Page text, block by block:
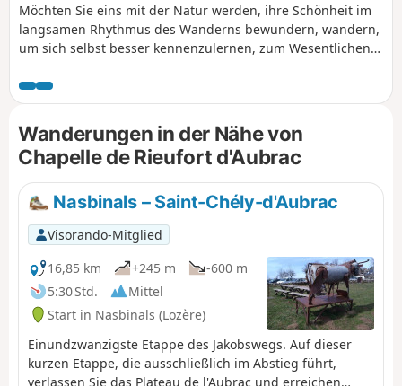
Möchten Sie eins mit der Natur werden, ihre Schönheit im
langsamen Rhythmus des Wanderns bewundern, wandern,
um sich selbst besser kennenzulernen, zum Wesentlichen
auf ein Abenteuer auf dem Jakobsweg. Genau das schlage
ich Ihnen mit dieser Route vor. Ich bin von meinem Dorf im
Jura aufgebrochen (die ersten 6 Etappen gehören nicht zu
den markierten Routen der Jakobswege), um nach Santiago
de Compostela in Spanien zu gelangen. Aber nichts hindert
Sie daran, von zu Hause aus zu starten, um eine der
Etappen anzuschließen, oder in Le Puy-en-Velay oder einer
anderen Stadt auf der Strecke zu beginnen. .
Wanderungen in der Nähe von
Chapelle de Rieufort d'Aubrac
Nasbinals – Saint-Chély-d'Aubrac
Visorando-Mitglied
16,85 km
+245 m
-600 m
5:30 Std.
Mittel
Start in Nasbinals (Lozère)
Einundzwanzigste Etappe des Jakobswegs. Auf dieser
kurzen Etappe, die ausschließlich im Abstieg führt,
verlassen Sie das Plateau de l'Aubrac und erreichen